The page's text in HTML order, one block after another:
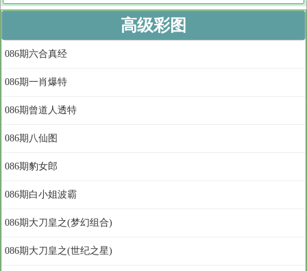
高级彩图
086期六合真经
086期一肖爆特
086期曾道人透特
086期八仙图
086期豹女郎
086期白小姐波霸
086期大刀皇之(梦幻组合)
086期大刀皇之(世纪之星)